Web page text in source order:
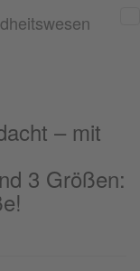
– mit
3 Größen: